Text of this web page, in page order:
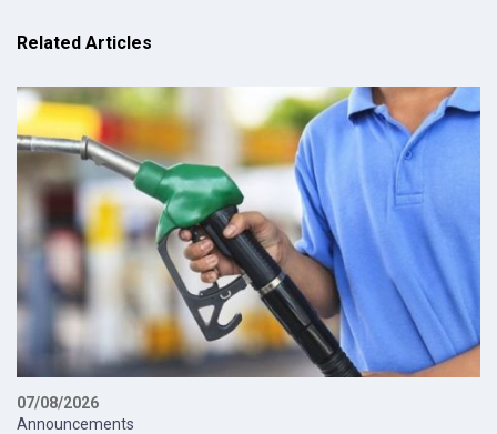
Related Articles
07/08/2026
Announcements